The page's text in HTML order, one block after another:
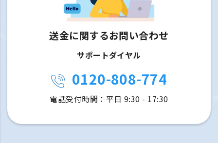
送金に関するお問い合わせ
サポートダイヤル
0120-808-774
電話受付時間：平日 9:30 - 17:30